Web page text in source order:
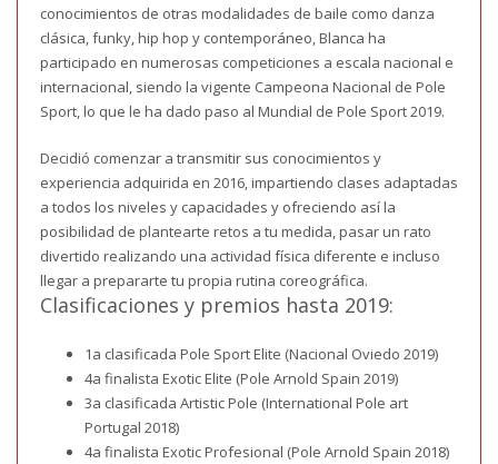
conocimientos de otras modalidades de baile como danza
clásica, funky, hip hop y contemporáneo, Blanca ha
participado en numerosas competiciones a escala nacional e
internacional, siendo la vigente Campeona Nacional de Pole
Sport, lo que le ha dado paso al Mundial de Pole Sport 2019.
Decidió comenzar a transmitir sus conocimientos y
experiencia adquirida en 2016, impartiendo clases adaptadas
a todos los niveles y capacidades y ofreciendo así la
posibilidad de plantearte retos a tu medida, pasar un rato
divertido realizando una actividad física diferente e incluso
llegar a prepararte tu propia rutina coreográfica.
Clasificaciones y premios hasta 2019:
1a clasificada Pole Sport Elite (Nacional Oviedo 2019)
4a finalista Exotic Elite (Pole Arnold Spain 2019)
3a clasificada Artistic Pole (International Pole art
Portugal 2018)
4a finalista Exotic Profesional (Pole Arnold Spain 2018)